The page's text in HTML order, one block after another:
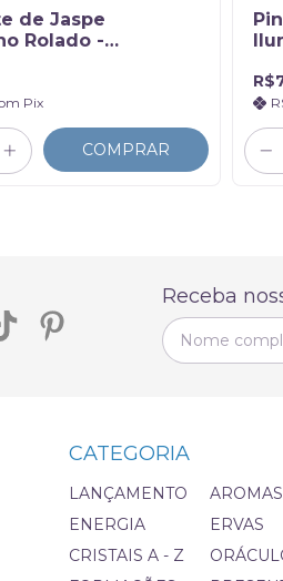
de Jaspe
Rolado -
Pix
COMPRAR
Receba
CATEGORIA
LANÇAMENTO
ENERGIA
CRISTAIS A - Z
AROMAS
ERVAS